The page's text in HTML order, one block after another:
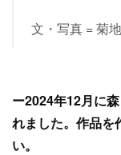
文・写真 = 菊
ー2024年12月に
れました。作品を
い。